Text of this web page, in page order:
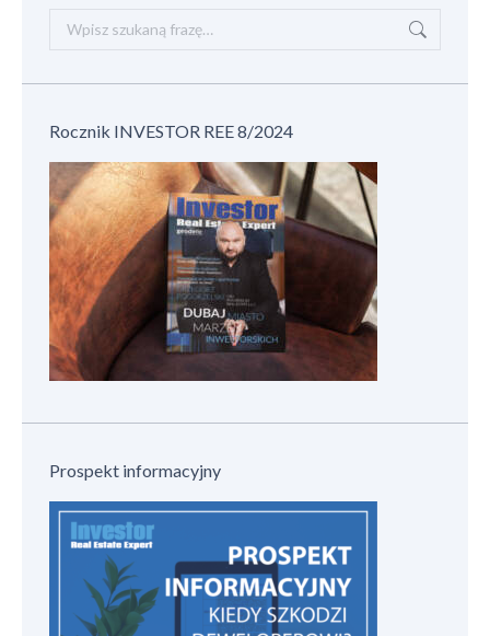
Szukaj:
Rocznik INVESTOR REE 8/2024
Prospekt informacyjny